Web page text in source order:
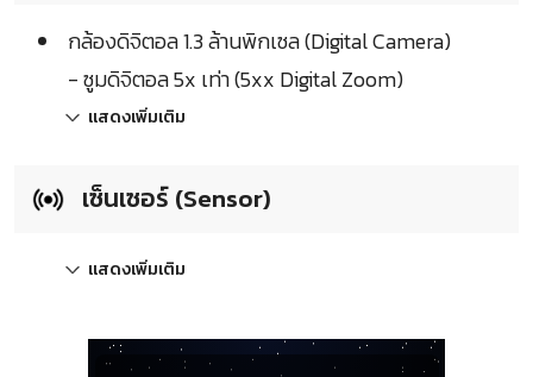
กล้องดิจิตอล 1.3 ล้านพิกเซล (Digital Camera)
- ซูมดิจิตอล 5x เท่า (5xx Digital Zoom)
แสดงเพิ่มเติม
เซ็นเซอร์ (Sensor)
แสดงเพิ่มเติม